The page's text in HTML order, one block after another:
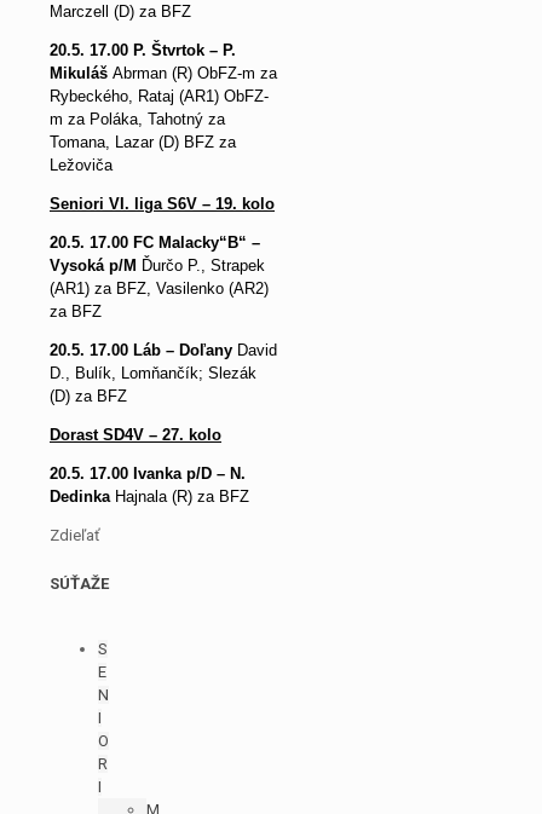
Marczell (D) za BFZ
20.5. 17.00 P. Štvrtok – P.
Mikuláš Abrman (R) ObFZ-m za
Rybeckého, Rataj (AR1) ObFZ-
m za Poláka, Tahotný za
Tomana, Lazar (D) BFZ za
Ležoviča
Seniori VI. liga S6V – 19. kolo
20.5. 17.00 FC Malacky“B“ –
Vysoká p/M Ďurčo P., Strapek
(AR1) za BFZ, Vasilenko (AR2)
za BFZ
20.5. 17.00 Láb – Doľany David
D., Bulík, Lomňančík; Slezák
(D) za BFZ
Dorast SD4V – 27. kolo
20.5. 17.00 Ivanka p/D – N.
Dedinka Hajnala (R) za BFZ
Zdieľať
SÚŤAŽE
S
E
N
I
O
R
I
M